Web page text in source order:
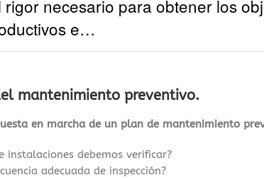
necesario para obtener los
e…
mantenimiento preventivo.
en marcha de un plan de mantenimiento
instalaciones debemos verificar?
adecuada de inspección?